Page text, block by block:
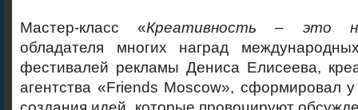
Мастер-класс «Креативность – это
обладателя многих наград
фестивалей рекламы Дениса Елисеева,
агентства «Friends Moscow», сформировал у